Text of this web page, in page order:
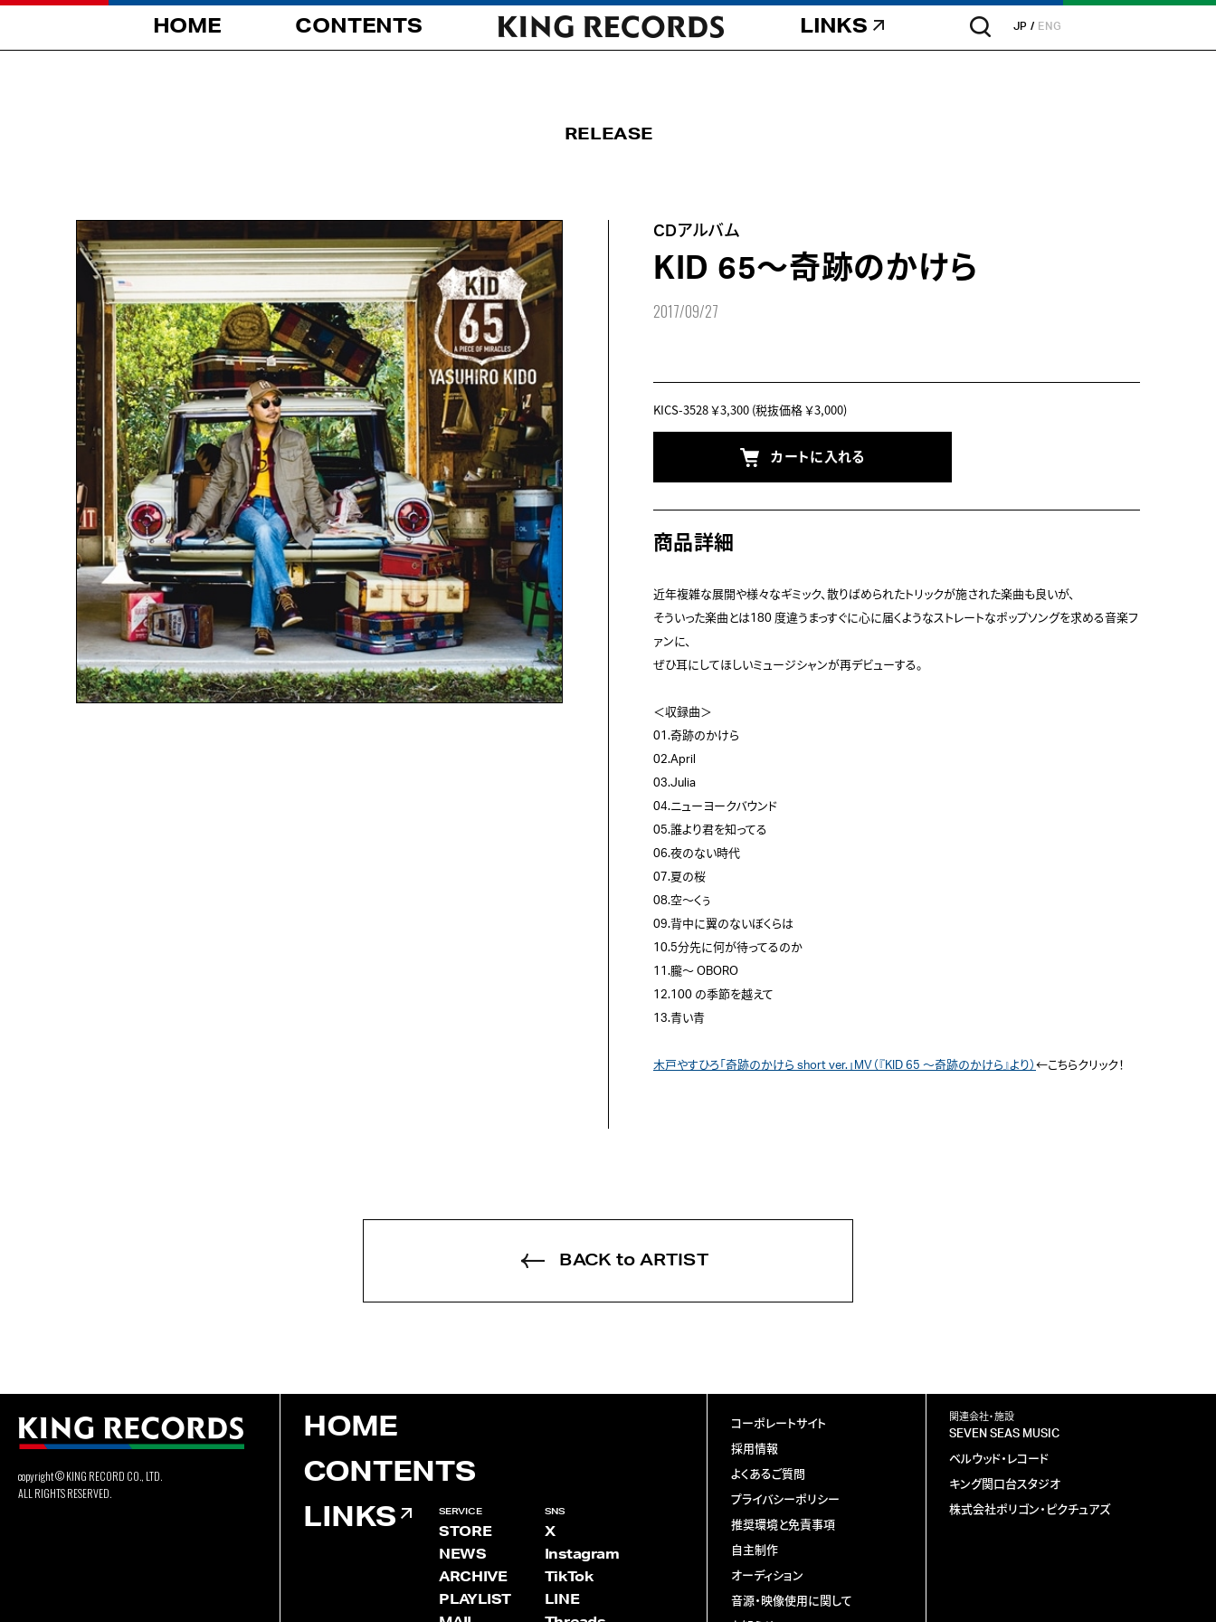
HOME CONTENTS LINKS JP ENG
RELEASE
CDアルバム
KID 65～奇跡のかけら
2017/09/27
KICS-3528￥3,300 (税抜価格 ￥3,000)
カートに入れる
商品詳細
近年複雑な展開や様々なギミック、散りばめられたトリックが施された楽曲も良いが、
そういった楽曲とは180 度違うまっすぐに心に届くようなストレートなポップソングを求める音楽フ
ァンに、
ぜひ耳にしてほしいミュージシャンが再デビューする。
＜収録曲＞
01.奇跡のかけら
02.April
03.Julia
04.ニューヨークバウンド
05.誰より君を知ってる
06.夜のない時代
07.夏の桜
08.空～くぅ
09.背中に翼のないぼくらは
10.5分先に何が待ってるのか
11.朧～ OBORO
12.100 の季節を越えて
13.青い青
木戸やすひろ「奇跡のかけら short ver.」MV（『KID 65 ～奇跡のかけら』より） ←こちらクリック！
BACK to ARTIST
copyright © KING RECORD CO., LTD.
ALL RIGHTS RESERVED.
HOME
CONTENTS
LINKS
SERVICE
STORE
NEWS
ARCHIVE
PLAYLIST
SNS
X
Instagram
TikTok
LINE
コーポレートサイト
採用情報
よくあるご質問
プライバシーポリシー
推奨環境と免責事項
自主制作
オーディション
音源・映像使用に関して
関連会社・施設
SEVEN SEAS MUSIC
ベルウッド・レコード
キング関口台スタジオ
株式会社ポリゴン・ピクチュアズ